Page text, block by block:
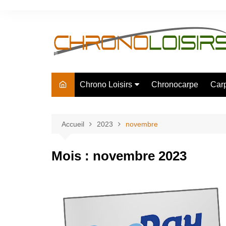
Chrono Loisirs
Eco responsable
Revue de presse
Chronocarpe
Accueil 2023 novembre
Mois : novembre 2023